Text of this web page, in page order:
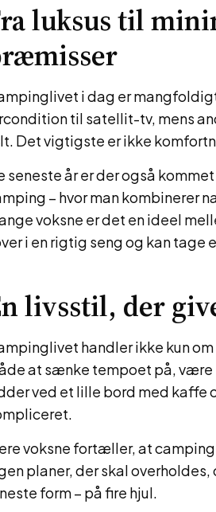
luksus til
i dag er
til satellit-tv, mens
Det vigtigste er ikke
seneste år er der også
– hvor man kombinerer
voksne er det en ideel
i en rigtig seng og kan tage
livsstil, der
handler ikke kun
at sænke tempoet på,
ved et lille bord med kaffe
voksne fortæller, at
planer, der skal
form – på fire hjul.